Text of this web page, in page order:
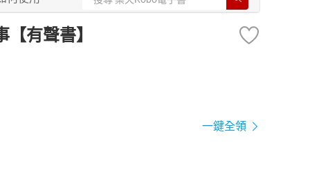
有聲書】
一鍵全領